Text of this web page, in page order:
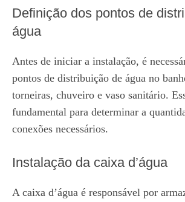
Definição dos pontos de
água
Antes de iniciar a instalação, é
pontos de distribuição de água no
torneiras, chuveiro e vaso sanitário.
fundamental para determinar a
conexões necessários.
Instalação da caixa d’água
A caixa d’água é responsável por